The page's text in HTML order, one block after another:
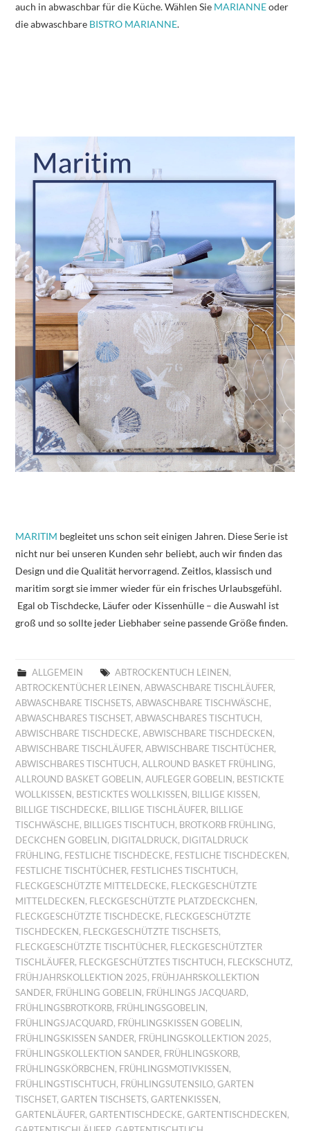
auch in abwaschbar für die Küche. Wählen Sie MARIANNEoder
die abwaschbare BISTRO MARIANNE.
MARITIM begleitet uns schon seit einigen Jahren. Diese Serie ist
nicht nur bei unseren Kunden sehr beliebt, auch wir finden das
Design und die Qualität hervorragend. Zeitlos, klassisch und
maritim sorgt sie immer wieder für ein frisches Urlaubsgefühl.
Egal ob Tischdecke, Läufer oder Kissenhülle – die Auswahl ist
groß und so sollte jeder Liebhaber seine passende Größe finden.
ALLGEMEIN ABTROCKENTUCH LEINEN ,
ABTROCKENTÜCHER LEINEN ,ABWASCHBARE TISCHLÄUFER,
ABWASCHBARE TISCHSETS,ABWASCHBARE TISCHWÄSCHE,
ABWASCHBARES TISCHSET,ABWASCHBARES TISCHTUCH ,
ABWISCHBARE TISCHDECKE,ABWISCHBARE TISCHDECKEN ,
ABWISCHBARE TISCHLÄUFER,ABWISCHBARE TISCHTÜCHER,
ABWISCHBARES TISCHTUCH ,ALLROUND BASKET FRÜHLING,
ALLROUND BASKET GOBELIN ,AUFLEGER GOBELIN , BESTICKTE
WOLLKISSEN , BESTICKTES WOLLKISSEN , BILLIGE KISSEN ,
BILLIGE TISCHDECKE, BILLIGE TISCHLÄUFER, BILLIGE
TISCHWÄSCHE, BILLIGES TISCHTUCH , BROTKORB FRÜHLING,
DECKCHEN GOBELIN , DIGITALDRUCK, DIGITALDRUCK
FRÜHLING, FESTLICHE TISCHDECKE, FESTLICHE TISCHDECKEN ,
FESTLICHE TISCHTÜCHER, FESTLICHES TISCHTUCH ,
FLECKGESCHÜTZTE MITTELDECKE, FLECKGESCHÜTZTE
MITTELDECKEN , FLECKGESCHÜTZTE PLATZDECKCHEN ,
FLECKGESCHÜTZTE TISCHDECKE, FLECKGESCHÜTZTE
TISCHDECKEN , FLECKGESCHÜTZTE TISCHSETS,
FLECKGESCHÜTZTE TISCHTÜCHER, FLECKGESCHÜTZTER
TISCHLÄUFER, FLECKGESCHÜTZTES TISCHTUCH , FLECKSCHUTZ,
FRÜHJAHRSKOLLEKTION 2025, FRÜHJAHRSKOLLEKTION
SANDER, FRÜHLING GOBELIN , FRÜHLINGS JACQUARD,
FRÜHLINGSBROTKORB, FRÜHLINGSGOBELIN ,
FRÜHLINGSJACQUARD, FRÜHLINGSKISSEN GOBELIN ,
FRÜHLINGSKISSEN SANDER, FRÜHLINGSKOLLEKTION 2025,
FRÜHLINGSKOLLEKTION SANDER, FRÜHLINGSKORB,
FRÜHLINGSKÖRBCHEN , FRÜHLINGSMOTIVKISSEN ,
FRÜHLINGSTISCHTUCH , FRÜHLINGSUTENSILO,GARTEN
TISCHSET,GARTEN TISCHSETS,GARTENKISSEN ,
GARTENLÄUFER,GARTENTISCHDECKE,GARTENTISCHDECKEN ,